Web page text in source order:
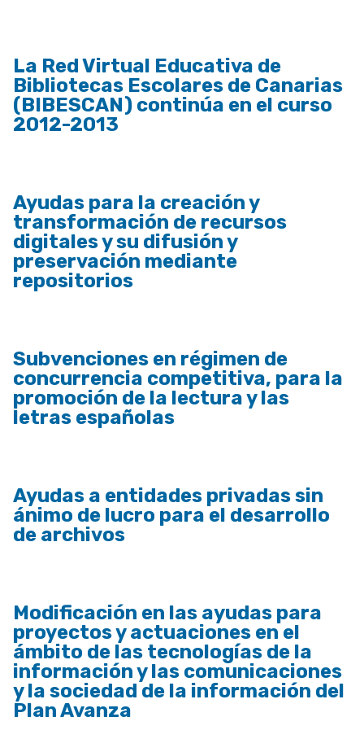
La Red Virtual Educativa de
Bibliotecas Escolares de Canarias
(BIBESCAN) continúa en el curso
2012-2013
Ayudas para la creación y
transformación de recursos
digitales y su difusión y
preservación mediante
repositorios
Subvenciones en régimen de
concurrencia competitiva, para la
promoción de la lectura y las
letras españolas
Ayudas a entidades privadas sin
ánimo de lucro para el desarrollo
de archivos
Modificación en las ayudas para
proyectos y actuaciones en el
ámbito de las tecnologías de la
información y las comunicaciones
y la sociedad de la información del
Plan Avanza